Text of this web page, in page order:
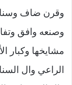
وقرن ضاف
وصنعه وافق
مشايخها وكبار
الراعي وال